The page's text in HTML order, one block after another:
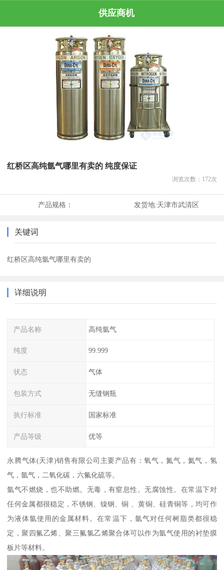
供应商机
红桥区高纯氩气哪里有卖的 纯度保证
浏览次数： 172次
产品规格： 发货地:天津市武清区
关键词
红桥区高纯氩气哪里有卖的
详细说明
产品名称 高纯氩气
纯度 99.999
状态 气体
包装方式 无缝钢瓶
执行标准 国家标准
产品等级 优等
永腾气体(天津)销售有限公司主要产品有：氧气，氮气，氦气，氢
气，氩气，二氧化碳，六氟化硫等。
氩气不燃烧，也不助燃。无毒，有窒息性。无腐蚀性。在常温下对
任何金属都很稳定，不锈钢、镍钢、铜 、黄铜、硅青铜等，均可作
为液体氩使用的金属材料。在常温下，氩气对任何树脂类都很稳
定，聚四氟乙烯、聚三氟氯乙烯聚合体可以作为氩气使用的衬垫膜
板片等材料。